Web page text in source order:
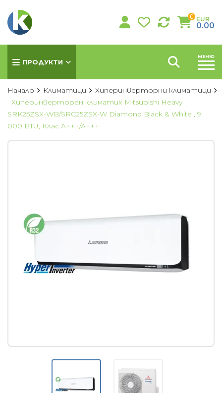
0 EUR
0.00
ПРОДУКТИ
КЛИМАТИЦИ
Хиперинверторни климатици
Касетъчни климатици
Стенни конвектори
Мултипозиционни бойлери
МЕНЮ
Начало Климатици
Хиперинверторни климатици
Хиперинверторен климатик Mitsubishi Heavy
SRK25ZSX-WB/SRC25ZSX-W Diamond Black & White , 9
000 BTU, Клас A+++/A+++